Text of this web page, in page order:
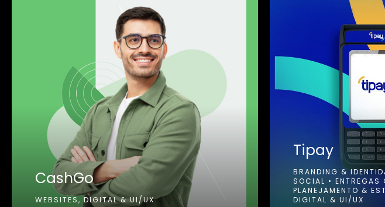
CashGo
WEBSITES, DIGITAL & UI/UX
Tipay
BRANDING &
SOCIAL •ENTREGAS
PLANEJAMENTO &
DIGITAL & UI/UX